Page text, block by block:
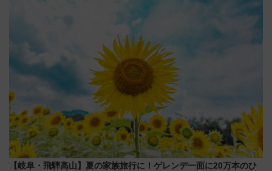
【岐阜・飛騨高山】夏の家族旅行に！ゲレンデ一面に20万本のひ